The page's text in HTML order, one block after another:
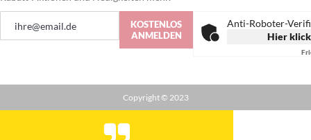
zum
KOSTENLOS
ANMELDEN
Anti-Roboter-
Hier
Copyright © 2023